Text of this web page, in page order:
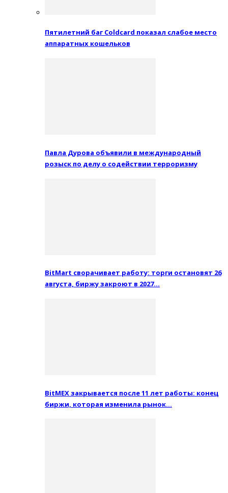
Пятилетний баг Coldcard показал слабое место
аппаратных кошельков
Павла Дурова объявили в международный
розыск по делу о содействии терроризму
BitMart сворачивает работу: торги остановят 26
августа, биржу закроют в 2027…
BitMEX закрывается после 11 лет работы: конец
биржи, которая изменила рынок…